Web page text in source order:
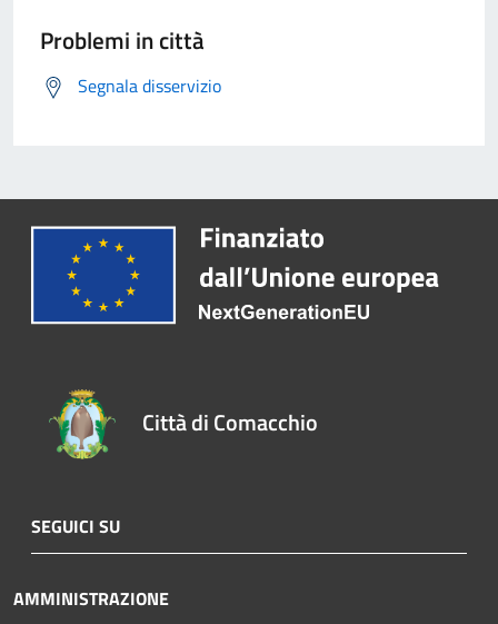
Problemi in città
Segnala disservizio
Città di Comacchio
SEGUICI SU
AMMINISTRAZIONE